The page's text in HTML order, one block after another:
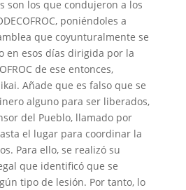
son los que condujeron a los
poniéndoles a
que coyunturalmente se
en esos días dirigida por la
de ese entonces,
Añade que es falso que se
alguno para ser liberados,
del Pueblo, llamado por
el lugar para coordinar la
Para ello, se realizó su
que identificó que se
tipo de lesión. Por tanto, lo